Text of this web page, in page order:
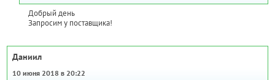
Добрый день
Запросим у поставщика!
Даниил
10 июня 2018 в 20:22